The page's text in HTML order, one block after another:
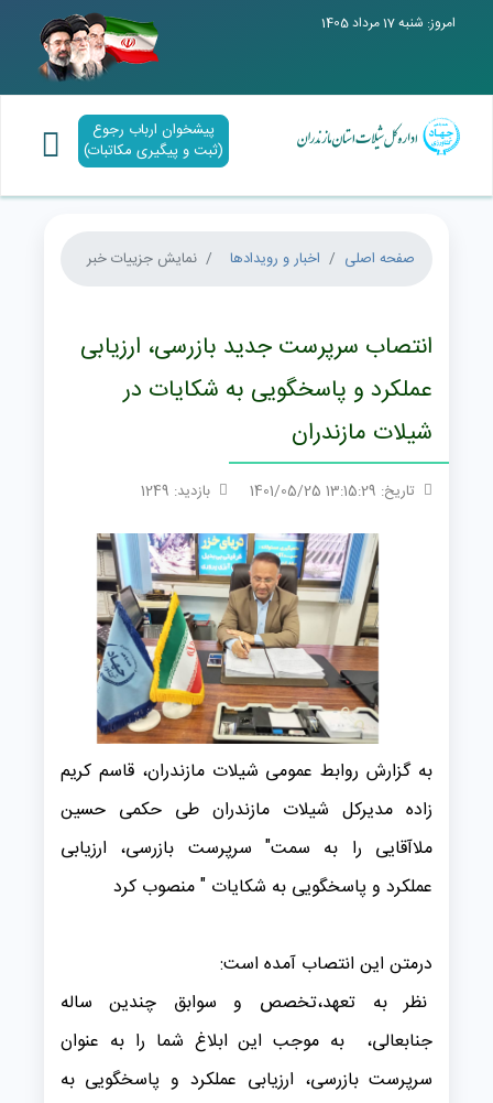
امروز: شنبه 17 مرداد 1405
پیشخوان ارباب رجوع
(ثبت و پیگیری مکاتبات)
صفحه اصلی اخبار و رویدادها نمایش جزییات خبر
انتصاب سرپرست جدید بازرسی، ارزیابی
عملکرد و پاسخگویی به شکایات در
شیلات مازندران
تاریخ: 13:15:29 1401/05/25 بازدید: 1249
به گزارش روابط عمومی شیلات مازندران، قاسم کریم
زاده مدیرکل شیلات مازندران طی حکمی حسین
ملاآقایی را به سمت" سرپرست بازرسی، ارزیابی
عملکرد و پاسخگویی به شکایات " منصوب کرد
درمتن این انتصاب آمده است:
نظر به تعهد،تخصص و سوابق چندین ساله
جنابعالی، به موجب این ابلاغ شما را به عنوان
سرپرست بازرسی، ارزیابی عملکرد و پاسخگویی به